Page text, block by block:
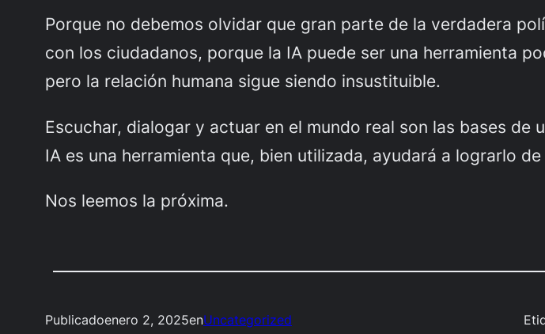
Porque no debemos olvidar que gran parte de la verdadera
con los ciudadanos, porque la IA puede ser una herramienta
pero la relación humana sigue siendo insustituible.
Escuchar, dialogar y actuar en el mundo real son las bases
IA es una herramienta que, bien utilizada, ayudará a lograrlo
Nos leemos la próxima.
Publicadoenero 2, 2025enUncategorized